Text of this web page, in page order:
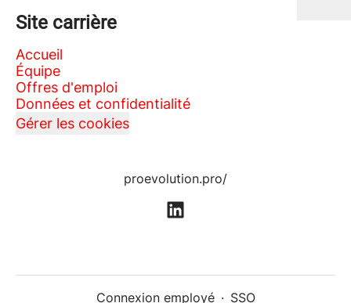
Site carrière
Accueil
Équipe
Offres d'emploi
Données et confidentialité
Gérer les cookies
proevolution.pro/
Connexion employé · SSO